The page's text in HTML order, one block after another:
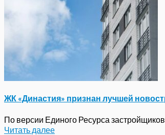
ЖК «Династия» признан лучшей
По версии Единого Ресурса
Читать далее